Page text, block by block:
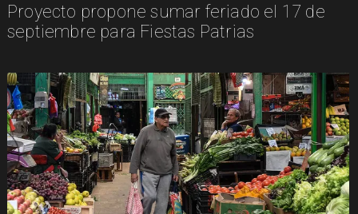
Proyecto propone sumar feriado el 17 de
septiembre para Fiestas Patrias